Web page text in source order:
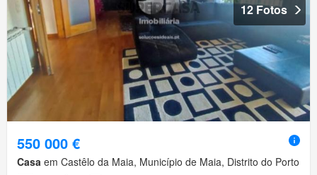
12 Fotos
550 000 €
Casa em Castêlo da Maia, Município de Maia, Distrito do Porto